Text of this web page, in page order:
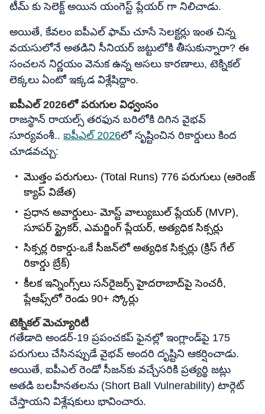
టీమ్ కు సెలెక్ట్ అయిన యంగెస్ట్ ప్లేయర్ గా నిలిచాడు.
అయితే, కేవలం ఐపీఎల్ ఫామ్ చూసే సెలక్టర్లు ఇంత చిన్న
వయసులోనే అతడిని సీనియర్ జట్టులోకి తీసుకున్నారా? ఈ
సంచలన నిర్ణయం వెనుక ఉన్న అసలు కారణాలు, టెక్నికల్
లెక్కలు ఏంటో ఇక్కడ విశ్లేషిద్దాం.
ఐపీఎల్ 2026లో పరుగుల విధ్వంసం
రాజస్థాన్ రాయల్స్ తరఫున బరిలోకి దిగిన వైభవ్
సూర్యవంశీ.. ఐపీఎల్ 2026లో సృష్టించిన రికార్డులు కింద
చూడవచ్చు:
మొత్తం పరుగులు- (Total Runs) 776 పరుగులు (ఆరెంజ్
క్యాప్ విజేత)
ప్రధాన అవార్డులు- మోస్ట్ వాల్యుబుల్ ప్లేయర్ (MVP),
సూపర్ స్ట్రైకర్, ఎమర్జింగ్ ప్లేయర్, అత్యధిక సిక్సర్లు
సిక్సర్ల రికార్డు-ఒకే సీజన్‌లో అత్యధిక సిక్సర్లు (క్రిస్ గేల్
రికార్డు బ్రేక్)
కీలక ఇన్నింగ్స్‌లు సన్‌రైజర్స్ హైదరాబాద్‌పై సెంచరీ,
ప్లేఆఫ్స్‌లో రెండు 90+ స్కోర్లు
టెక్నికల్ మెచ్యూరిటీ
గతేడాది అండర్-19 ప్రపంచకప్ ఫైనల్లో ఇంగ్లాండ్‌పై 175
పరుగులు చేసినప్పుడే వైభవ్ అందరి దృష్టిని ఆకర్షించాడు.
అయితే, ఐపీఎల్ రెండో సీజన్‌కు వచ్చేసరికి ప్రత్యర్థి జట్లు
అతడి బలహీనతలను (Short Ball Vulnerability) టార్గెట్
చేస్తాయని విశ్లేషకులు భావించారు.